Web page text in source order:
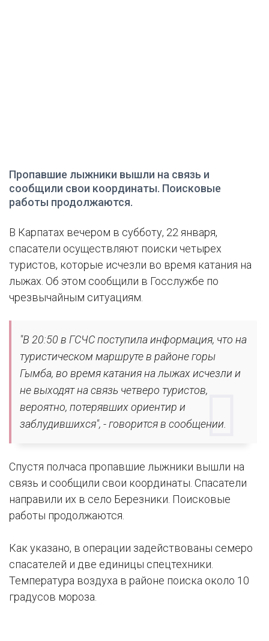
Пропавшие лыжники вышли на связь и
сообщили свои координаты. Поисковые
работы продолжаются.
В Карпатах вечером в субботу, 22 января,
спасатели осуществляют поиски четырех
туристов, которые исчезли во время катания на
лыжах. Об этом сообщили в Госслужбе по
чрезвычайным ситуациям.
"В 20:50 в ГСЧС поступила информация, что на
туристическом маршруте в районе горы
Гымба, во время катания на лыжах исчезли и
не выходят на связь четверо туристов,
вероятно, потерявших ориентир и
заблудившихся", - говорится в сообщении.
Спустя полчаса пропавшие лыжники вышли на
связь и сообщили свои координаты. Спасатели
направили их в село Березники. Поисковые
работы продолжаются.
Как указано, в операции задействованы семеро
спасателей и две единицы спецтехники.
Температура воздуха в районе поиска около 10
градусов мороза.